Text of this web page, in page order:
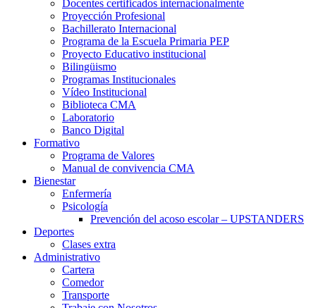
Docentes certificados internacionalmente
Proyección Profesional
Bachillerato Internacional
Programa de la Escuela Primaria PEP
Proyecto Educativo institucional
Bilingüismo
Programas Institucionales
Vídeo Institucional
Biblioteca CMA
Laboratorio
Banco Digital
Formativo
Programa de Valores
Manual de convivencia CMA
Bienestar
Enfermería
Psicología
Prevención del acoso escolar – UPSTANDERS
Deportes
Clases extra
Administrativo
Cartera
Comedor
Transporte